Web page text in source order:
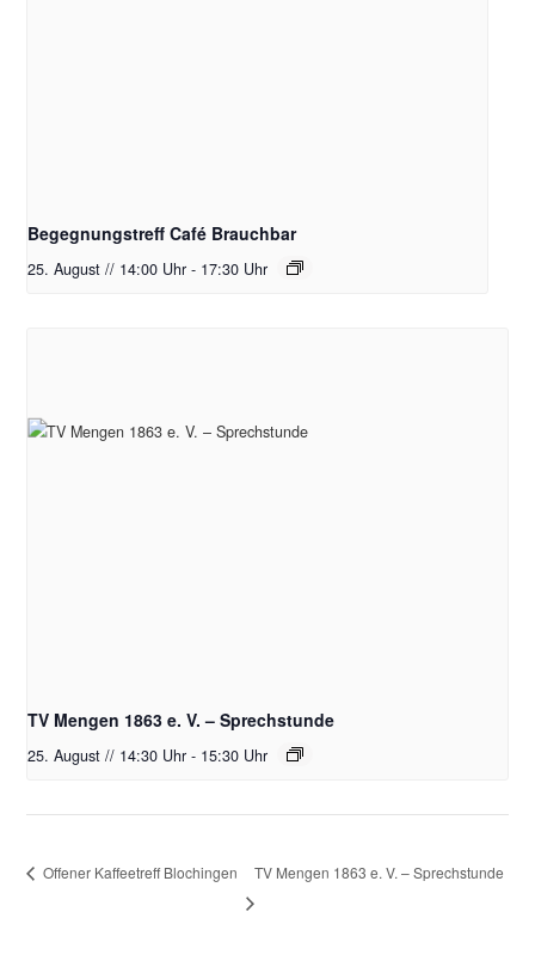
Begegnungstreff Café Brauchbar
25. August // 14:00 Uhr - 17:30 Uhr
TV Mengen 1863 e. V. – Sprechstunde
25. August // 14:30 Uhr - 15:30 Uhr
Offener Kaffeetreff Blochingen TV Mengen 1863 e. V. – Sprechstunde